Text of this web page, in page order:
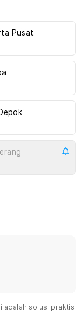
Pusat
adalah solusi praktis